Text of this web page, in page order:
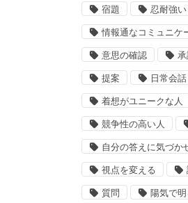
宿題 忍耐強い
情報通なコミュニケ
意思の確認
提案 日常会話
着想がユニークな人
競争性の高い人
自分の答えに気づか
視点を変える
質問 陽気で